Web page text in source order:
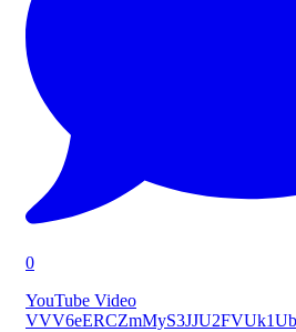
0
YouTube Video